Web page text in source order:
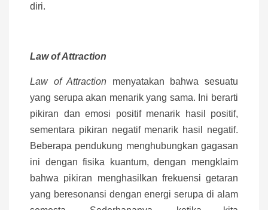
diri.
Law of Attraction
Law of Attraction menyatakan bahwa sesuatu
yang serupa akan menarik yang sama. Ini berarti
pikiran dan emosi positif menarik hasil positif,
sementara pikiran negatif menarik hasil negatif.
Beberapa pendukung menghubungkan gagasan
ini dengan fisika kuantum, dengan mengklaim
bahwa pikiran menghasilkan frekuensi getaran
yang beresonansi dengan energi serupa di alam